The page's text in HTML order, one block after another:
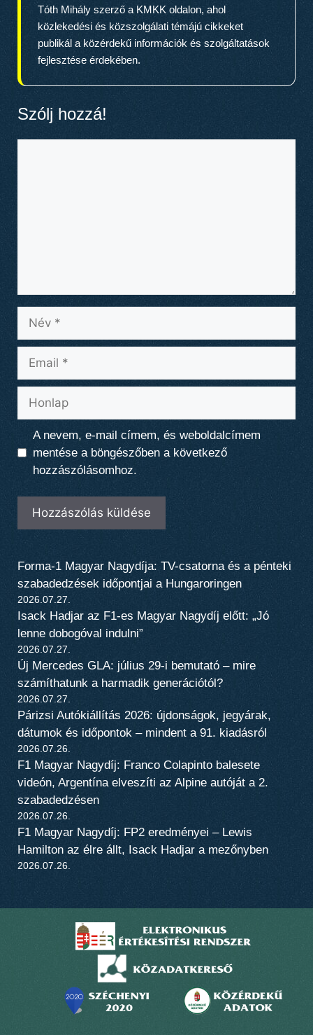
Tóth Mihály szerző a KMKK oldalon, ahol
közlekedési és közszolgálati témájú cikkeket
publikál a közérdekű információk és szolgáltatások
fejlesztése érdekében.
Szólj hozzá!
Név
Email
Honlap
A nevem, e-mail címem, és weboldalcímem
mentése a böngészőben a következő
hozzászólásomhoz.
Forma-1 Magyar Nagydíja: TV-csatorna és a pénteki
szabadedzések időpontjai a Hungaroringen
2026.07.27.
Isack Hadjar az F1-es Magyar Nagydíj előtt: „Jó
lenne dobogóval indulni”
2026.07.27.
Új Mercedes GLA: július 29-i bemutató – mire
számíthatunk a harmadik generációtól?
2026.07.27.
Párizsi Autókiállítás 2026: újdonságok, jegyárak,
dátumok és időpontok – mindent a 91. kiadásról
2026.07.26.
F1 Magyar Nagydíj: Franco Colapinto balesete
videón, Argentína elveszíti az Alpine autóját a 2.
szabadedzésen
2026.07.26.
F1 Magyar Nagydíj: FP2 eredményei – Lewis
Hamilton az élre állt, Isack Hadjar a mezőnyben
2026.07.26.